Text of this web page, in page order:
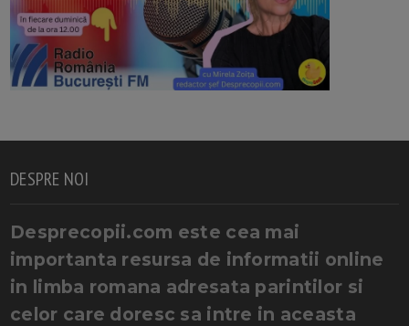
DESPRE NOI
Desprecopii.com este cea mai
importanta resursa de informatii online
in limba romana adresata parintilor si
celor care doresc sa intre in aceasta